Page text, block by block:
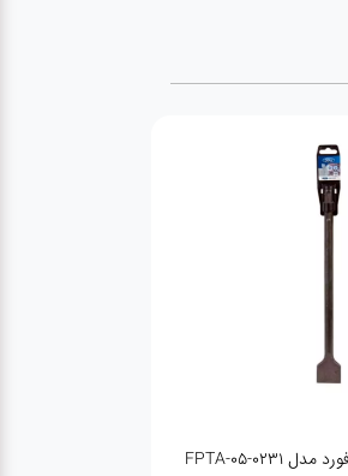
پیچ گوشتی 2 در 1 اینکو مدل AKISD0201